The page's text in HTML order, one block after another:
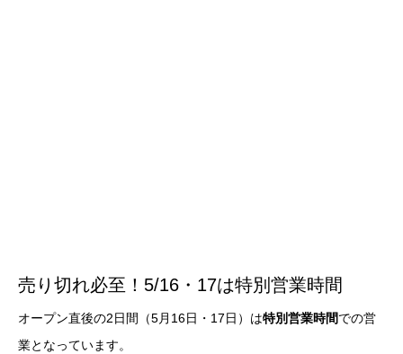
売り切れ必至！5/16・17は特別営業時間
オープン直後の2日間（5月16日・17日）は特別営業時間での営
業となっています。